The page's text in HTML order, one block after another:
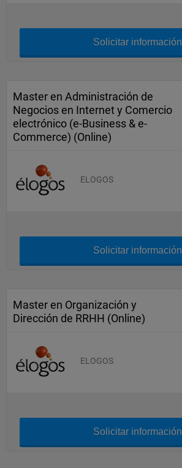
Solicitar información
Master en Administración de
Negocios en Internet y Comercio
electrónico (e-Business & e-
Commerce) (Online)
ELOGOS
Solicitar información
Master en Organización y
Dirección de RRHH (Online)
ELOGOS
Solicitar información